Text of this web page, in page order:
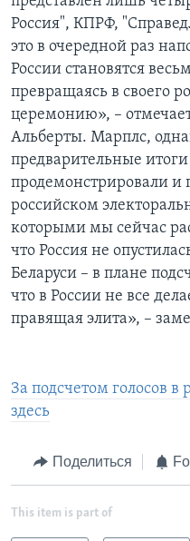
Россия", КПРФ,
это в очередной раз
России становятся
превращаясь в своего
церемонию», –
Альберты. Марплс,
предварительные
продемонстрировали и
российском
которыми мы сейчас
что Россия не
Беларуси – в плане
что в России не все
правящая элита», –
За подсчетом голосов
здесь
Поделиться
This item is part of